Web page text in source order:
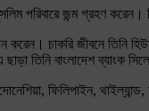
পরিবারে জন্ম গ্রহণ
চাকরি জীবনে তিনি
তিনি বাংলাদেশ ব্যাংক
ফিলিপাইন,